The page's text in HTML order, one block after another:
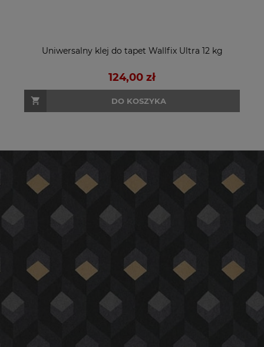
Uniwersalny klej do tapet Wallfix Ultra 12 kg
124,00 zł
DO KOSZYKA